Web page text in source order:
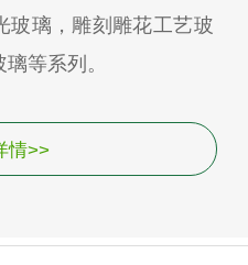
玻璃，雕刻雕花工艺玻
等系列。
情>>